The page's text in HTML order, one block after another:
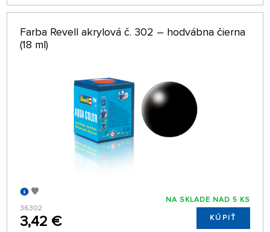
Farba Revell akrylová č. 302 – hodvábna čierna
(18 ml)
36302
3,42 €
NA SKLADE NAD 5 KS
KÚPIŤ